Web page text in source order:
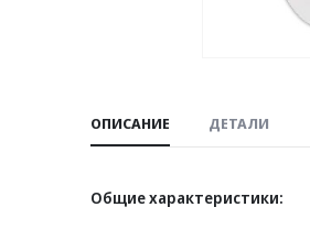
ОПИСАНИЕ ДЕТАЛИ
Общие характеристики: